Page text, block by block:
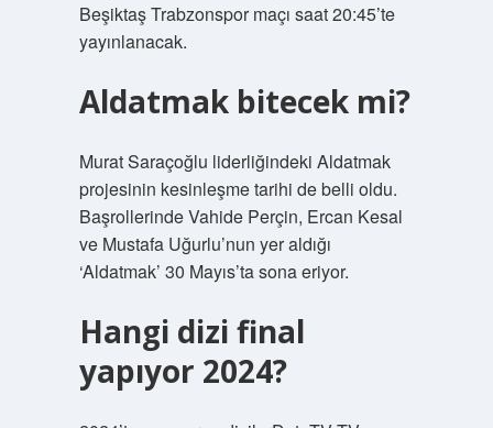
Beşiktaş Trabzonspor maçı saat 20:45’te
yayınlanacak.
Aldatmak bitecek mi?
Murat Saraçoğlu liderliğindeki Aldatmak
projesinin kesinleşme tarihi de belli oldu.
Başrollerinde Vahide Perçin, Ercan Kesal
ve Mustafa Uğurlu’nun yer aldığı
‘Aldatmak’ 30 Mayıs’ta sona eriyor.
Hangi dizi final
yapıyor 2024?